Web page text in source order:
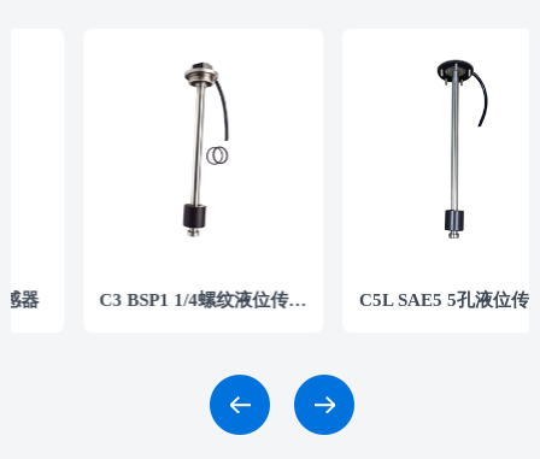
C5 标准五孔液位传感器 C3 BSP1 1/4螺纹液位传感器